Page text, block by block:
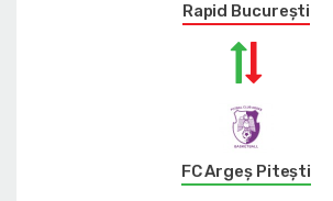
Rapid București
FC Argeș Pitești